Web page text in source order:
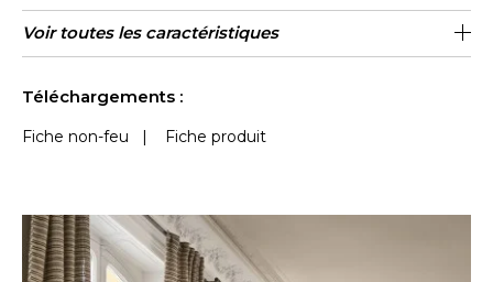
Rétrécissement <3%
Raccord Raccord droit
Poids g/m² 440
Performance
Accoustique
aw - 0.15
Usage
Entretien
Pays
d'origine
Inde
Rapport
Vertical
4 cm / 2 Inches
Caractéristiques
Outdoor
Voir toutes les caractéristiques
Téléchargements :
Fiche non-feu | Fiche produit